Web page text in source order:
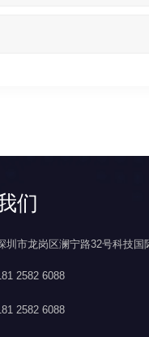
们
圳市龙岗区澜宁路32号科技国
2582 6088
2582 6088